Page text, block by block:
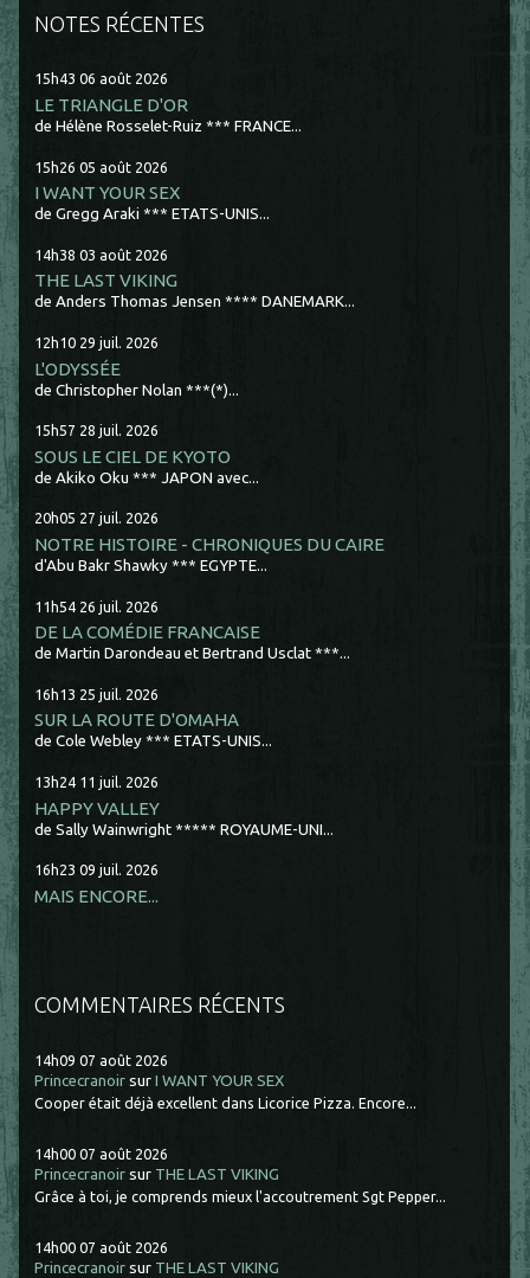
NOTES RÉCENTES
15h43 06 août 2026
LE TRIANGLE D'OR
de Hélène Rosselet-Ruiz *** FRANCE...
15h26 05 août 2026
I WANT YOUR SEX
de Gregg Araki *** ETATS-UNIS...
14h38 03 août 2026
THE LAST VIKING
de Anders Thomas Jensen **** DANEMARK...
12h10 29 juil. 2026
L'ODYSSÉE
de Christopher Nolan ***(*)...
15h57 28 juil. 2026
SOUS LE CIEL DE KYOTO
de Akiko Oku *** JAPON avec...
20h05 27 juil. 2026
NOTRE HISTOIRE - CHRONIQUES DU CAIRE
d'Abu Bakr Shawky *** EGYPTE...
11h54 26 juil. 2026
DE LA COMÉDIE FRANCAISE
de Martin Darondeau et Bertrand Usclat ***...
16h13 25 juil. 2026
SUR LA ROUTE D'OMAHA
de Cole Webley *** ETATS-UNIS...
13h24 11 juil. 2026
HAPPY VALLEY
de Sally Wainwright ***** ROYAUME-UNI...
16h23 09 juil. 2026
MAIS ENCORE...
COMMENTAIRES RÉCENTS
14h09 07 août 2026
Princecranoir surI WANT YOUR SEX
Cooper était déjà excellent dans Licorice Pizza. Encore...
14h00 07 août 2026
Princecranoir sur THE LAST VIKING
Grâce à toi, je comprends mieux l'accoutrement Sgt Pepper...
14h00 07 août 2026
Princecranoir sur THE LAST VIKING